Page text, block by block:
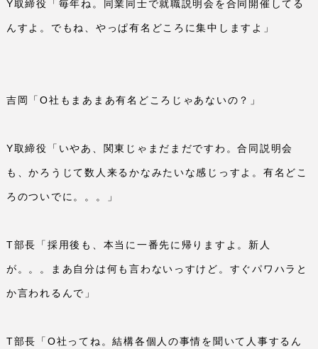
Y取締役「毎年ね。同業同士で就職説明会を合同開催してる
んすよ。でもね、やっぱ有名どころに集中しますよ」
吉岡「O社もまあまあ有名どころじゃあないの？」
Y取締役「いやあ、関東じゃまだまだですわ。合同説明会
も、かろうじて数人来るかなみたいな感じっすよ。有名どこ
ろのついでに。。。」
T部長「採用後も、本当に一番先に帰りますよ。新人
が。。。まあ自分は何も言わないっすけど。すぐパワハラと
か言われるんで」
T部長「 O社ってね。結構各個人の事情を聞いて人事するん